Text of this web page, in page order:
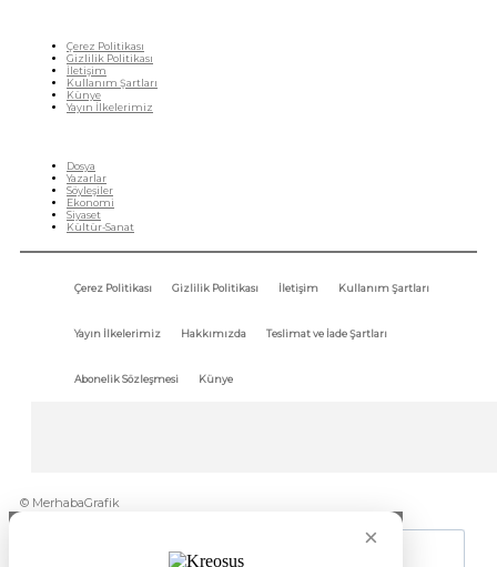
Çerez Politikası
Gizlilik Politikası
İletişim
Kullanım Şartları
Künye
Yayın İlkelerimiz
Dosya
Yazarlar
Söyleşiler
Ekonomi
Siyaset
Kültür-Sanat
Çerez Politikası Gizlilik Politikası İletişim Kullanım Şartları
Yayın İlkelerimiz Hakkımızda Teslimat ve İade Şartları
Abonelik Sözleşmesi Künye
© MerhabaGrafik
×